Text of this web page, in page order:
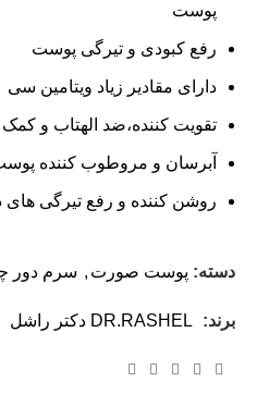
پوست
رفع کبودی و تیرگی پوست
دارای مقادیر زیاد ویتامین سی
تقویت کننده،ضد الهتاب و
آبرسان و مروطوب کننده
روشن کننده و رفع تیرگی
دسته: پوست صورت , سرم دور
برند: DR.RASHEL دکتر راشل